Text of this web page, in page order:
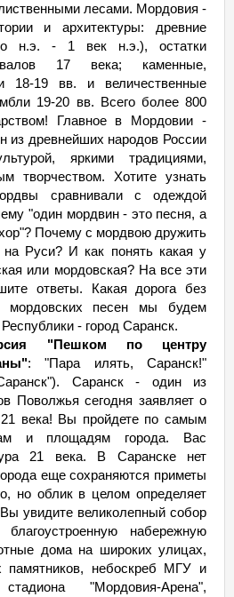
лесами. Мордовия -
и архитектуры: древние
н.э. - 1 век н.э.), остатки
валов 17 века; каменные,
18-19 вв. и величественные
19-20 вв. Всего более 800
Главное в Мордовии -
из древнейших народов России
яркими традициями,
творчеством. Хотите узнать
сравнивали с одеждой
"один мордвин - это песня, а
Почему с мордвою дружить
на Руси? И как понять какая у
или мордовская? На все эти
ответы. Какая дорога без
мордовских песен мы будем
- город Саранск.
"Пешком по центру
: "Пара илять, Саранск!"
Саранск - один из
Поволжья сегодня заявляет о
века! Вы пройдете по самым
и площадям города. Вас
21 века. В Саранске нет
еще сохраняются приметы
но облик в целом определяет
увидите великолепный собор
набережную
дома на широких улицах,
памятников, небоскреб МГУ и
"Мордовия-Арена",